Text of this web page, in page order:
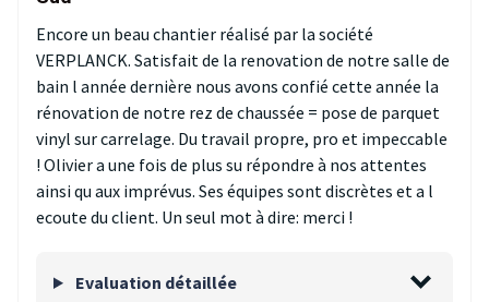
Encore un beau chantier réalisé par la société
VERPLANCK. Satisfait de la renovation de notre salle de
bain l année dernière nous avons confié cette année la
rénovation de notre rez de chaussée = pose de parquet
vinyl sur carrelage. Du travail propre, pro et impeccable
! Olivier a une fois de plus su répondre à nos attentes
ainsi qu aux imprévus. Ses équipes sont discrètes et a l
ecoute du client. Un seul mot à dire: merci !
Evaluation détaillée